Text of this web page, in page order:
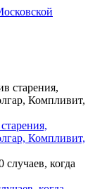
Компливит,